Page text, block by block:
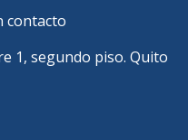
contacto
1, segundo piso. Quito